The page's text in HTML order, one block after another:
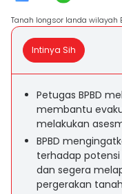
Tanah longsor landa wilayah
Intinya Sih
Petugas BPBD
membantu
melakukan
BPBD
terhadap
dan segera
pergerakan